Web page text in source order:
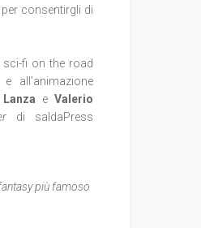
consentirgli di
sci-fi on the road
all’animazione
eValerio
di saldaPress
più famoso